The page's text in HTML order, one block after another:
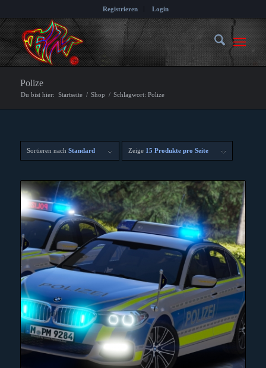
Registrieren Login
Polize
Du bist hier: Startseite / Shop / Schlagwort: Polize
Sortieren nach Standard Zeige 15 Produkte pro Seite